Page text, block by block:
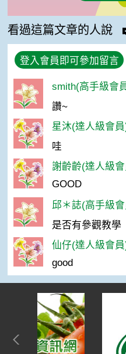
看過這篇文章的人說
登入會員即可參加留言
smith(高手級會
讚~
星沐(達人級會
哇
謝齡齡(達人級
GOOD
邱＊誌(高手級
是否有參觀教學
仙仔(達人級會
good